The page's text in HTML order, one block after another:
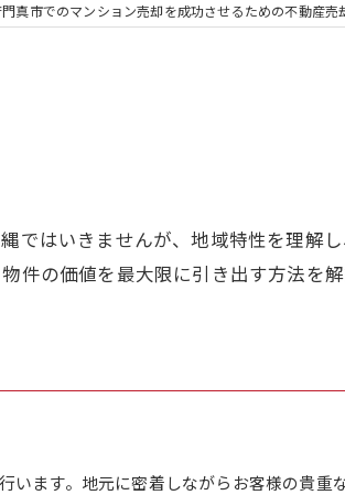
真市でのマンション売却を成功させるための不動産売
ではいきませんが、地域特性を理解
件の価値を最大限に引き出す方法を
います。地元に密着しながらお客様の貴重